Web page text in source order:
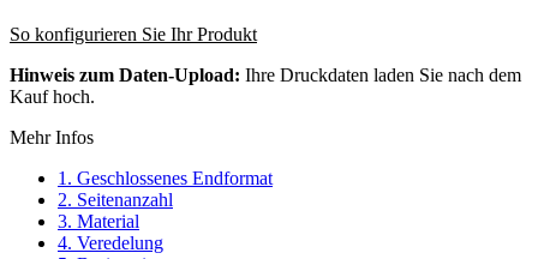
So konfigurieren Sie Ihr Produkt
Hinweis zum Daten-Upload: Ihre Druckdaten laden Sie nach dem
Kauf hoch.
Mehr Infos
1. Geschlossenes Endformat
2. Seitenanzahl
3. Material
4. Veredelung